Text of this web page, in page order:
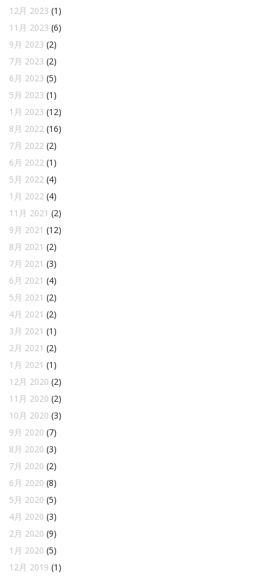
12月 2023 (1)
11月 2023 (6)
9月 2023 (2)
7月 2023 (2)
6月 2023 (5)
5月 2023 (1)
1月 2023 (12)
8月 2022 (16)
7月 2022 (2)
6月 2022 (1)
5月 2022 (4)
1月 2022 (4)
11月 2021 (2)
9月 2021 (12)
8月 2021 (2)
7月 2021 (3)
6月 2021 (4)
5月 2021 (2)
4月 2021 (2)
3月 2021 (1)
2月 2021 (2)
1月 2021 (1)
12月 2020 (2)
11月 2020 (2)
10月 2020 (3)
9月 2020 (7)
8月 2020 (3)
7月 2020 (2)
6月 2020 (8)
5月 2020 (5)
4月 2020 (3)
2月 2020 (9)
1月 2020 (5)
12月 2019 (1)